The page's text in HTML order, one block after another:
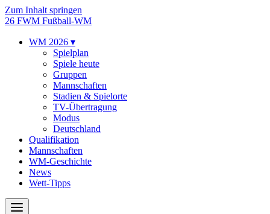
Zum Inhalt springen
26 FWM Fußball-WM
WM 2026 ▾
Spielplan
Spiele heute
Gruppen
Mannschaften
Stadien & Spielorte
TV-Übertragung
Modus
Deutschland
Qualifikation
Mannschaften
WM-Geschichte
News
Wett-Tipps